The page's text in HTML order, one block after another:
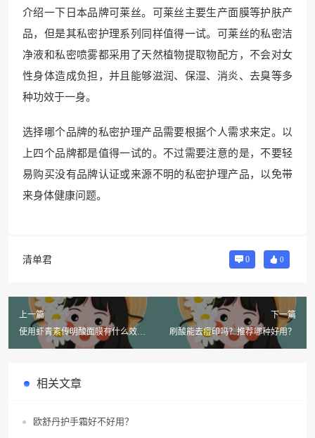
介绍一下日本品牌可莱丝。可莱丝主要生产面膜等护肤产
品，但是其私密护理系列同样值得一试。可莱丝的私密洁
净液和私密喷雾都采用了天然植物提取物配方，不会对女
性身体造成负担，并且能够滋润、保湿、消炎、去臭等多
种功效于一身。
选择哪个品牌的私密护理产品需要根据个人需求来定。以
上四个品牌都是值得一试的。不过需要注意的是，不要轻
易购买没有品牌认证或来源不明的私密护理产品，以免带
来身体健康问题。
清单君 0 0
上一篇
使用虾青素传明酸面膜有什么效
下一篇
刷酸能去痘印吗？推荐哪种好用？
相关文章
欧舒丹护手霜好不好用？